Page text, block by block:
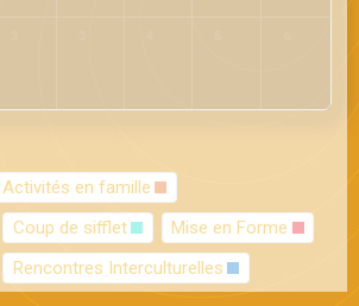
Activités en famille
Coup de sifflet
Mise en Forme
Rencontres Interculturelles